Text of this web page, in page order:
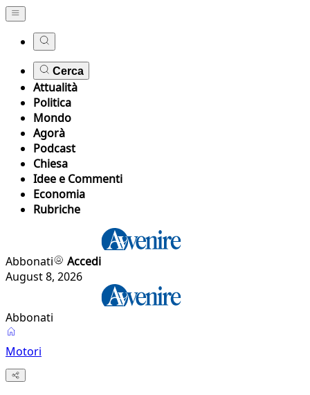
Cerca
Attualità
Politica
Mondo
Agorà
Podcast
Chiesa
Idee e Commenti
Economia
Rubriche
Abbonati
Accedi
August 8, 2026
Abbonati
Motori